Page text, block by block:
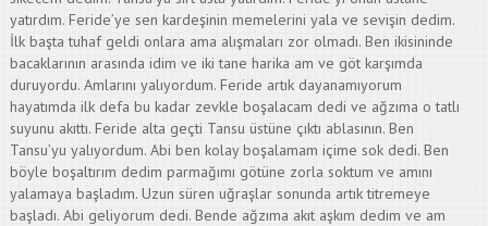
yatırdım. Feride’ye sen kardeşinin memelerini yala ve sevişin dedim.
İlk başta tuhaf geldi onlara ama alışmaları zor olmadı. Ben ikisininde
bacaklarının arasında idim ve iki tane harika am ve göt karşımda
duruyordu. Amlarını yalıyordum. Feride artık dayanamıyorum
hayatımda ilk defa bu kadar zevkle boşalacam dedi ve ağzıma o tatlı
suyunu akıttı. Feride alta geçti Tansu üstüne çıktı ablasının. Ben
Tansu’yu yalıyordum. Abi ben kolay boşalamam içime sok dedi. Ben
böyle boşaltırım dedim parmağımı götüne zorla soktum ve amını
yalamaya başladım. Uzun süren uğraşlar sonunda artık titremeye
başladı. Abi geliyorum dedi. Bende ağzıma akıt aşkım dedim ve am